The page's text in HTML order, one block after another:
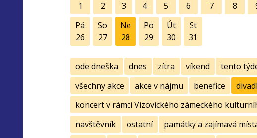
1
2
3
4
5
6
7
8
Pá
26
So
27
Ne
28
Po
29
Út
30
St
31
ode dneška dnes zítra víkend tento
všechny akce
akce v nájmu benefice
koncert v rámci Vizovického zámeckého
navštěvník
ostatní památky a zajímavá